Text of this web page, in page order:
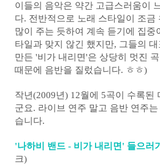
이들의 음악은 약간 고급스러움이
다. 전반적으로 노래 스타일이 조금
많이 주는 듯하여 계속 듣기에 집중
타일과 맞지 않긴 했지만, 그들의
만든 '비가 내리면'은 상당히 멋진
때문에 음반을 질렀습니다. ㅎㅎ)
작년(2009년) 12월에 5곡이 수록된
군요. 라이브 연주 말고 음반 연주
습니다.
'나하비 밴드 - 비가 내리면' 들으러
크)